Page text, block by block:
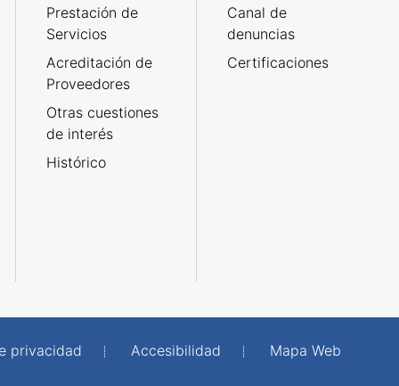
Prestación de
Servicios
Acreditación de
Proveedores
Otras cuestiones
de interés
Histórico
Canal de
denuncias
Certificaciones
privacidad Accesibilidad
Mapa Web